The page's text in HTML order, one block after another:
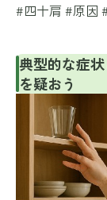
#四十肩 #原因
典型的な症
を疑おう